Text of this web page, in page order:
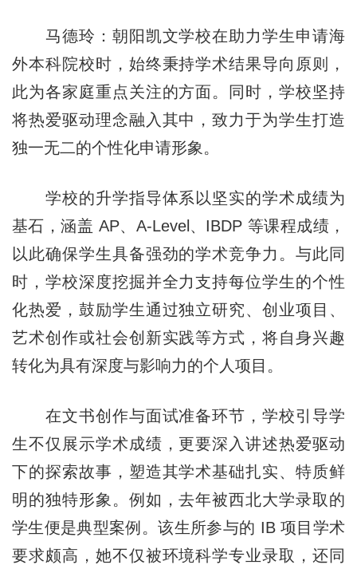
马德玲：朝阳凯文学校在助力学生申请海
外本科院校时，始终秉持学术结果导向原则，
此为各家庭重点关注的方面。同时，学校坚持
将热爱驱动理念融入其中，致力于为学生打造
独一无二的个性化申请形象。
学校的升学指导体系以坚实的学术成绩为
基石，涵盖 AP、A-Level、IBDP 等课程成绩，
以此确保学生具备强劲的学术竞争力。与此同
时，学校深度挖掘并全力支持每位学生的个性
化热爱，鼓励学生通过独立研究、创业项目、
艺术创作或社会创新实践等方式，将自身兴趣
转化为具有深度与影响力的个人项目。
在文书创作与面试准备环节，学校引导学
生不仅展示学术成绩，更要深入讲述热爱驱动
下的探索故事，塑造其学术基础扎实、特质鲜
明的独特形象。例如，去年被西北大学录取的
学生便是典型案例。该生所参与的 IB 项目学术
要求颇高，她不仅被环境科学专业录取，还同